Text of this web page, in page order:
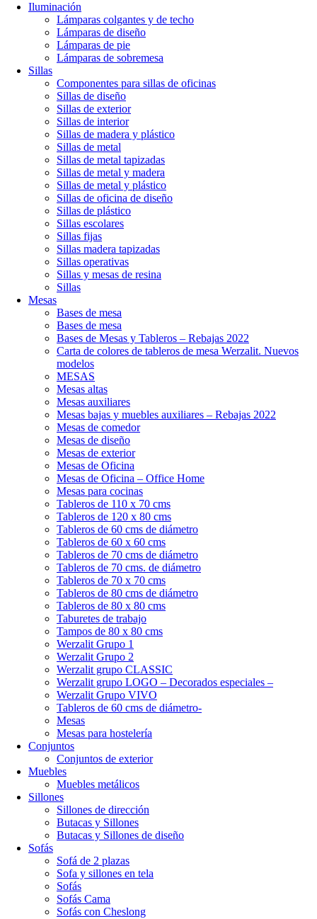
Iluminación
Lámparas colgantes y de techo
Lámparas de diseño
Lámparas de pie
Lámparas de sobremesa
Sillas
Componentes para sillas de oficinas
Sillas de diseño
Sillas de exterior
Sillas de interior
Sillas de madera y plástico
Sillas de metal
Sillas de metal tapizadas
Sillas de metal y madera
Sillas de metal y plástico
Sillas de oficina de diseño
Sillas de plástico
Sillas escolares
Sillas fijas
Sillas madera tapizadas
Sillas operativas
Sillas y mesas de resina
Sillas
Mesas
Bases de mesa
Bases de mesa
Bases de Mesas y Tableros – Rebajas 2022
Carta de colores de tableros de mesa Werzalit. Nuevos
modelos
MESAS
Mesas altas
Mesas auxiliares
Mesas bajas y muebles auxiliares – Rebajas 2022
Mesas de comedor
Mesas de diseño
Mesas de exterior
Mesas de Oficina
Mesas de Oficina – Office Home
Mesas para cocinas
Tableros de 110 x 70 cms
Tableros de 120 x 80 cms
Tableros de 60 cms de diámetro
Tableros de 60 x 60 cms
Tableros de 70 cms de diámetro
Tableros de 70 cms. de diámetro
Tableros de 70 x 70 cms
Tableros de 80 cms de diámetro
Tableros de 80 x 80 cms
Taburetes de trabajo
Tampos de 80 x 80 cms
Werzalit Grupo 1
Werzalit Grupo 2
Werzalit grupo CLASSIC
Werzalit grupo LOGO – Decorados especiales –
Werzalit Grupo VIVO
Tableros de 60 cms de diámetro-
Mesas
Mesas para hostelería
Conjuntos
Conjuntos de exterior
Muebles
Muebles metálicos
Sillones
Sillones de dirección
Butacas y Sillones
Butacas y Sillones de diseño
Sofás
Sofá de 2 plazas
Sofa y sillones en tela
Sofás
Sofás Cama
Sofás con Cheslong